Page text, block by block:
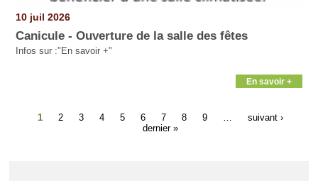
10 juil 2026
Canicule - Ouverture de la salle des fêtes
Infos sur :"En savoir +"
En savoir +
1 2 3 4 5 6 7 8 9
suivant ›
dernier »